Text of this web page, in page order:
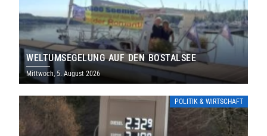
WELTUMSEGELUNG AUF DEN BOSTALSEE
Mittwoch, 5. August 2026
POLITIK & WIRTSCHAFT